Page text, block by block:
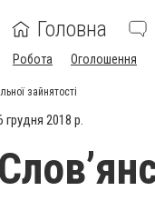
Головна
Робота Оголошення
зайнятості
грудня 2018 р.